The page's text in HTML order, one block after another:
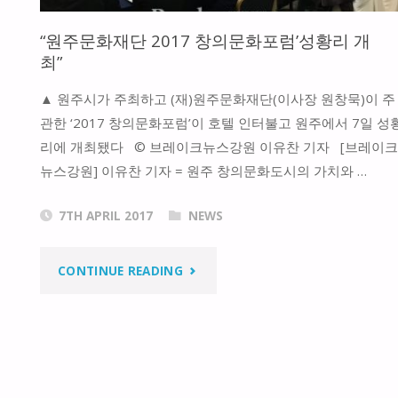
“원주문화재단 2017 창의문화포럼’성황리 개
최”
▲ 원주시가 주최하고 (재)원주문화재단(이사장 원창묵)이 주
관한 ‘2017 창의문화포럼’이 호텔 인터불고 원주에서 7일 성
리에 개최됐다 © 브레이크뉴스강원 이유찬 기자 [브레이크
뉴스강원] 이유찬 기자 = 원주 창의문화도시의 가치와 …
7TH APRIL 2017 NEWS
CONTINUE READING"“원